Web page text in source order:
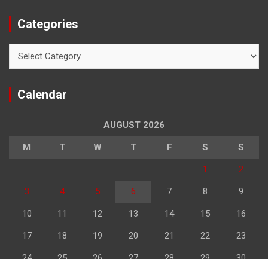
Categories
Calendar
AUGUST 2026
M T W T F S S
1 2
3 4 5 6 7 8 9
10 11 12 13 14 15 16
17 18 19 20 21 22 23